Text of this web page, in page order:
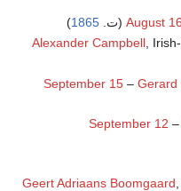
August 16
1865
)
Alexander Campbell,
September 15– Gerard
September 12 –
Geert Adriaans Boomgaard